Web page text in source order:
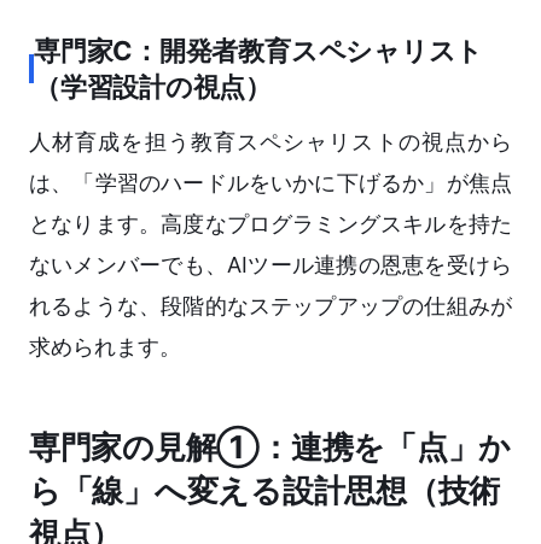
専門家C：開発者教育スペシャリスト
（学習設計の視点）
人材育成を担う教育スペシャリストの視点から
は、「学習のハードルをいかに下げるか」が焦点
となります。高度なプログラミングスキルを持た
ないメンバーでも、AIツール連携の恩恵を受けら
れるような、段階的なステップアップの仕組みが
求められます。
専門家の見解①：連携を「点」か
ら「線」へ変える設計思想（技術
視点）